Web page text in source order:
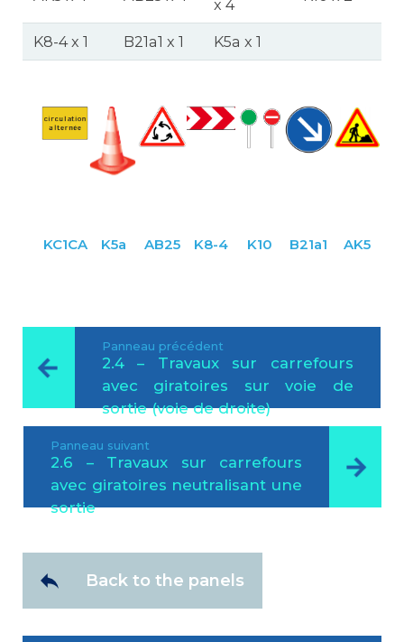
x 4
K8-4 x 1 B21a1 x 1 K5a x 1
KC1CA K5a AB25 K8-4 K10 B21a1 AK5
Panneau précédent
2.4 – Travaux sur carrefours
avec giratoires sur voie de
sortie (voie de droite)
Panneau suivant
2.6 – Travaux sur carrefours
avec giratoires neutralisant une
sortie
Back to the panels